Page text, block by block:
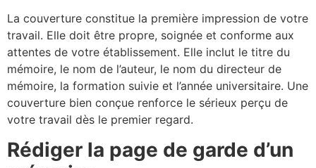
La couverture constitue la première impression de votre
travail. Elle doit être propre, soignée et conforme aux
attentes de votre établissement. Elle inclut le titre du
mémoire, le nom de l’auteur, le nom du directeur de
mémoire, la formation suivie et l’année universitaire. Une
couverture bien conçue renforce le sérieux perçu de
votre travail dès le premier regard.
Rédiger la page de garde d’un